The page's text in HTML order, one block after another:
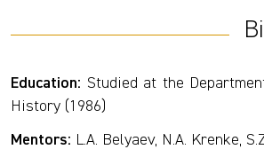
Education: Studied at the
History (1986)
Mentors: L.A. Belyaev, N.A. Krenke,